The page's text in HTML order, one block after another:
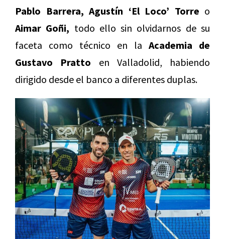
Pablo Barrera, Agustín ‘El Loco’ Torre o
Aimar Goñi, todo ello sin olvidarnos de su
faceta como técnico en la Academia de
Gustavo Pratto en Valladolid, habiendo
dirigido desde el banco a diferentes duplas.